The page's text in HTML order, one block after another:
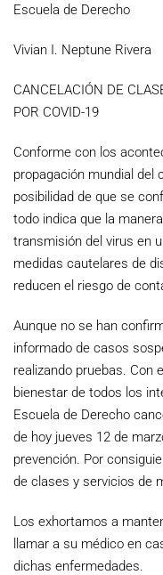
Escuela de Derecho
Vivian I. Neptune Rivera
CANCELACIÓN DE
POR COVID-19
Conforme con los
propagación mundial del
posibilidad de que se
todo indica que la
transmisión del virus en
medidas cautelares de
reducen el riesgo de
Aunque no se han
informado de casos
realizando pruebas. Con
bienestar de todos los
Escuela de Derecho
de hoy jueves 12 de
prevención. Por
de clases y servicios de
Los exhortamos a
llamar a su médico en
dichas enfermedades.